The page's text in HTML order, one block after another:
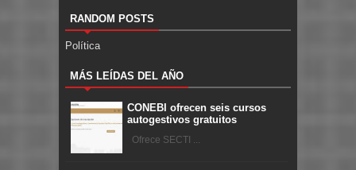
RANDOM POSTS
Política
MÁS LEÍDAS DEL AÑO
CONEBI ofrecen seis cursos
autogestivos gratuitos
Ofrece SECTI ...